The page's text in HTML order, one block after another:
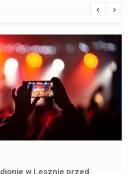
w Lesznie przed